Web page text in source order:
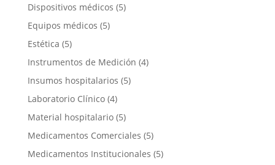
Dispositivos médicos (5)
Equipos médicos (5)
Estética (5)
Instrumentos de Medición (4)
Insumos hospitalarios (5)
Laboratorio Clínico (4)
Material hospitalario (5)
Medicamentos Comerciales (5)
Medicamentos Institucionales (5)